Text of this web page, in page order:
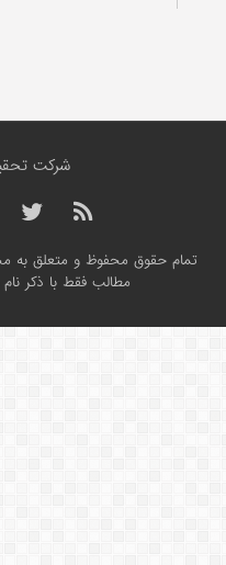
شرکت
تمام حقوق محفوظ و متعلق به
مطالب فقط با ذکر